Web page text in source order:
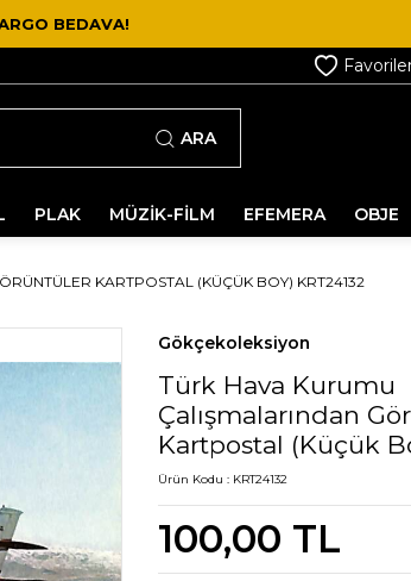
BEDAVA!
ARA
PLAK MÜZİK-FİLM EFEMERA OBJE
KARTPOSTAL (KÜÇÜK BOY) KRT24132
Gökçekoleksiyon
Türk Hava Kurumu
Çalışmalarından
Kartpostal (Küçük
Ürün Kodu : KRT24132
100,00 TL